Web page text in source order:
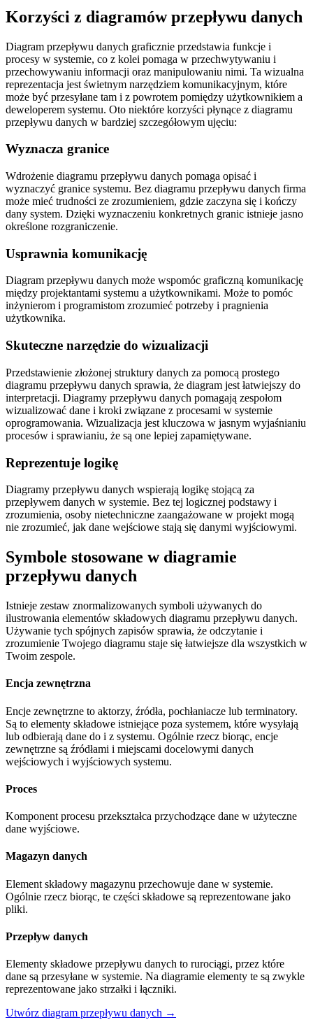
Korzyści z diagramów przepływu danych
Diagram przepływu danych graficznie przedstawia funkcje i
procesy w systemie, co z kolei pomaga w przechwytywaniu i
przechowywaniu informacji oraz manipulowaniu nimi. Ta wizualna
reprezentacja jest świetnym narzędziem komunikacyjnym, które
może być przesyłane tam i z powrotem pomiędzy użytkownikiem a
deweloperem systemu. Oto niektóre korzyści płynące z diagramu
przepływu danych w bardziej szczegółowym ujęciu:
Wyznacza granice
Wdrożenie diagramu przepływu danych pomaga opisać i
wyznaczyć granice systemu. Bez diagramu przepływu danych firma
może mieć trudności ze zrozumieniem, gdzie zaczyna się i kończy
dany system. Dzięki wyznaczeniu konkretnych granic istnieje jasno
określone rozgraniczenie.
Usprawnia komunikację
Diagram przepływu danych może wspomóc graficzną komunikację
między projektantami systemu a użytkownikami. Może to pomóc
inżynierom i programistom zrozumieć potrzeby i pragnienia
użytkownika.
Skuteczne narzędzie do wizualizacji
Przedstawienie złożonej struktury danych za pomocą prostego
diagramu przepływu danych sprawia, że diagram jest łatwiejszy do
interpretacji. Diagramy przepływu danych pomagają zespołom
wizualizować dane i kroki związane z procesami w systemie
oprogramowania. Wizualizacja jest kluczowa w jasnym wyjaśnianiu
procesów i sprawianiu, że są one lepiej zapamiętywane.
Reprezentuje logikę
Diagramy przepływu danych wspierają logikę stojącą za
przepływem danych w systemie. Bez tej logicznej podstawy i
zrozumienia, osoby nietechniczne zaangażowane w projekt mogą
nie zrozumieć, jak dane wejściowe stają się danymi wyjściowymi.
Symbole stosowane w diagramie
przepływu danych
Istnieje zestaw znormalizowanych symboli używanych do
ilustrowania elementów składowych diagramu przepływu danych.
Używanie tych spójnych zapisów sprawia, że odczytanie i
zrozumienie Twojego diagramu staje się łatwiejsze dla wszystkich w
Twoim zespole.
Encja zewnętrzna
Encje zewnętrzne to aktorzy, źródła, pochłaniacze lub terminatory.
Są to elementy składowe istniejące poza systemem, które wysyłają
lub odbierają dane do i z systemu. Ogólnie rzecz biorąc, encje
zewnętrzne są źródłami i miejscami docelowymi danych
wejściowych i wyjściowych systemu.
Proces
Komponent procesu przekształca przychodzące dane w użyteczne
dane wyjściowe.
Magazyn danych
Element składowy magazynu przechowuje dane w systemie.
Ogólnie rzecz biorąc, te części składowe są reprezentowane jako
pliki.
Przepływ danych
Elementy składowe przepływu danych to rurociągi, przez które
dane są przesyłane w systemie. Na diagramie elementy te są zwykle
reprezentowane jako strzałki i łączniki.
Utwórz diagram przepływu danych →